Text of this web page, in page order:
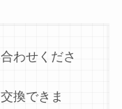
わせくださ
換できま